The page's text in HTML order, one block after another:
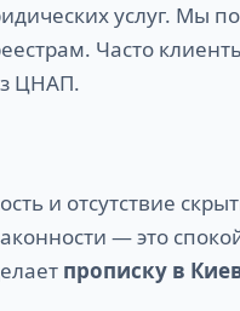
услуг. Мы
Часто
ЦНАП.
и отсутствие
— это
прописку в